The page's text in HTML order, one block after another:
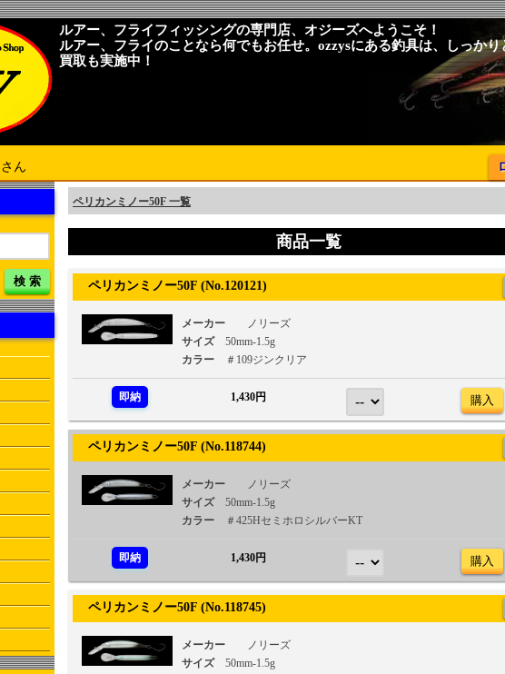
ルアー、フライフィッシングの専門店、オジーズへようこそ！
ルアー、フライのことなら何でもお任せ。ozzysにある釣具は、しっかり
買取も実施中！
さん
検 索
ペリカンミノー50F 一覧
商品一覧
ペリカンミノー50F (No.120121)
メーカー
ノリーズ
サイズ
50mm-1.5g
カラー
＃109ジンクリア
即納 1,430円 購入
ペリカンミノー50F (No.118744)
メーカー
ノリーズ
サイズ
50mm-1.5g
カラー
＃425HセミホロシルバーKT
即納 1,430円 購入
ペリカンミノー50F (No.118745)
メーカー
ノリーズ
サイズ
50mm-1.5g